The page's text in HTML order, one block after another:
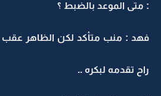
: متى الموعد بالضبط ؟
فهد : منب متأكد لكن الظاهر عقب
راح تقدمه لبكره ..